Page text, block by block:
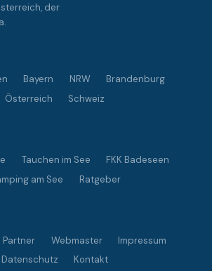
der
Bayern NRW
Brandenburg
Österreich
Schweiz
Tauchen im See
FKK Badeseen
am See
Ratgeber
Partner Webmaster
Impressum
Datenschutz
Kontakt